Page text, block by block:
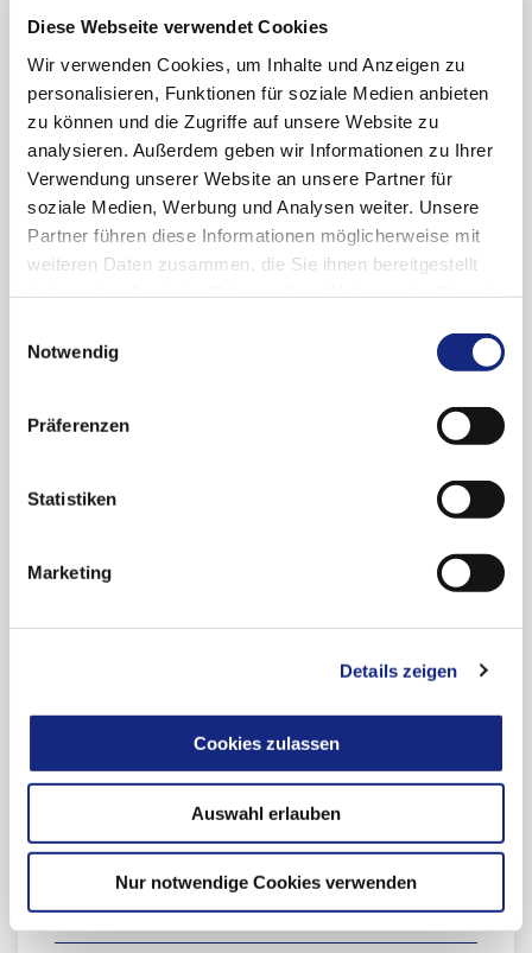
Diese Webseite verwendet Cookies
Wir verwenden Cookies, um Inhalte und Anzeigen zu
personalisieren, Funktionen für soziale Medien anbieten
zu können und die Zugriffe auf unsere Website zu
analysieren. Außerdem geben wir Informationen zu Ihrer
Verwendung unserer Website an unsere Partner für
soziale Medien, Werbung und Analysen weiter. Unsere
Partner führen diese Informationen möglicherweise mit
weiteren Daten zusammen, die Sie ihnen bereitgestellt
Cookies, wenn Sie unsere Webseite weiterhin
Notwendig
Präferenzen
Statistiken
Marketing
Details zeigen
Cookies zulassen
Auswahl erlauben
Nur notwendige Cookies verwenden
Terminhinweis: Gemeinsame
AkdÄ mit der Ärztekammer
Sachsen-Anhalt und der
Kassenärztlichen Vereinigung
Sachsen-Anhalt am 18. April 2026
AkdÄ News 2026-07
Diese Veranstaltung ist mit 5
Fortbildungspunkten anerkannt.
Stellungnahme der AkdÄ zur frühen
Donanemab (Kisunla®)
Donanemab (Kisunla®) – frühe Alzheimer-
Krankheit, mit bestätigter Amyloid-Pathologie,
ApoE ε4-Nichtträger od. heterozygote ApoE ε4-
2026